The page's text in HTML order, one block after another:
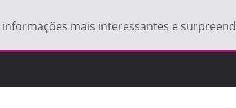
mais interessantes e